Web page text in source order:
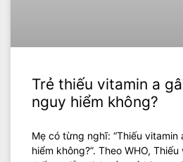
Trẻ thiếu vitamin a
nguy hiểm không?
‍Mẹ có từng nghĩ: “Thiếu vitamin
hiểm không?”. Theo WHO,